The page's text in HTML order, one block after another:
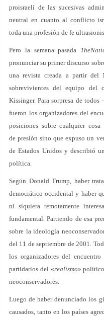
proisraelí de las sucesivas
neutral en cuanto al conflicto
toda una profesión de fe
Pero la semana pasada
pronunciar su primer discurso
una revista creada a partir del
sobrevivientes del equipo del
Kissinger. Para sorpresa de
fueron los organizadores del
posiciones sobre cualquier
de presión sino que expuso un
de Estados Unidos y describió
política.
Según Donald Trump, haber
democrático occidental y haber
ni siquiera remotamente
fundamental. Partiendo de esa
sobre la ideología
del 11 de septiembre de 2001.
los organizadores del
partidarios del «realismo»
neoconservadores.
Luego de haber denunciado los
causados, tanto en los países